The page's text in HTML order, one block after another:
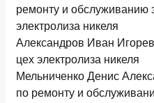
ремонту и обслуживанию
электролиза никеля
Александров Иван
цех электролиза никеля
Мельниченко Денис
по ремонту и